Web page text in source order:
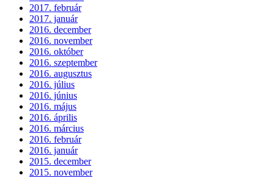
2017. február
2017. január
2016. december
2016. november
2016. október
2016. szeptember
2016. augusztus
2016. július
2016. június
2016. május
2016. április
2016. március
2016. február
2016. január
2015. december
2015. november